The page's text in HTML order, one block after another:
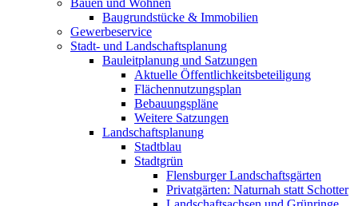
Bauen und Wohnen
Baugrundstücke & Immobilien
Gewerbeservice
Stadt- und Landschaftsplanung
Bauleitplanung und Satzungen
Aktuelle Öffentlichkeitsbeteiligung
Flächennutzungsplan
Bebauungspläne
Weitere Satzungen
Landschaftsplanung
Stadtblau
Stadtgrün
Flensburger Landschaftsgärten
Privatgärten: Naturnah statt Schotter